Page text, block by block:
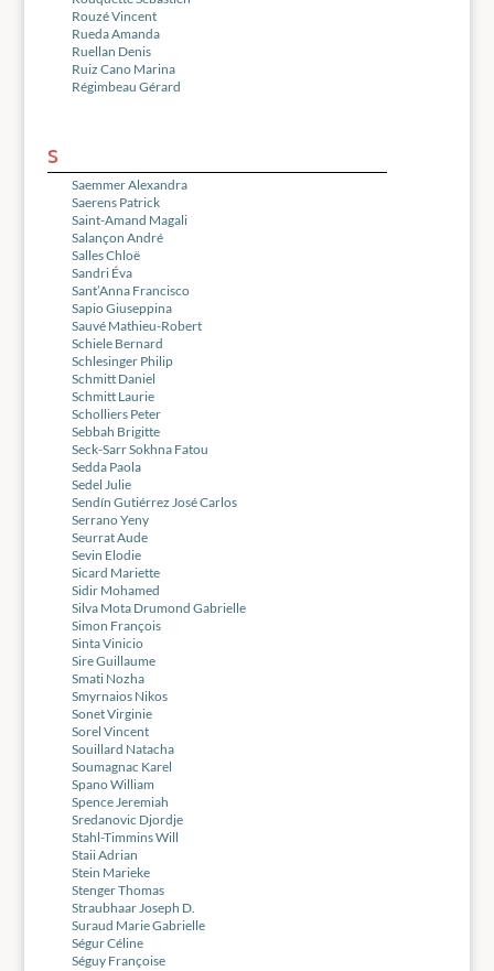
Rouzé Vincent
Rueda Amanda
Ruellan Denis
Ruiz Cano Marina
Régimbeau Gérard
S
Saemmer Alexandra
Saerens Patrick
Saint-Amand Magali
Salançon André
Salles Chloë
Sandri Éva
Sant’Anna Francisco
Sapio Giuseppina
Sauvé Mathieu-Robert
Schiele Bernard
Schlesinger Philip
Schmitt Daniel
Schmitt Laurie
Scholliers Peter
Sebbah Brigitte
Seck-Sarr Sokhna Fatou
Sedda Paola
Sedel Julie
Sendín Gutiérrez José Carlos
Serrano Yeny
Seurrat Aude
Sevin Elodie
Sicard Mariette
Sidir Mohamed
Silva Mota Drumond Gabrielle
Simon François
Sinta Vinicio
Sire Guillaume
Smati Nozha
Smyrnaios Nikos
Sonet Virginie
Sorel Vincent
Souillard Natacha
Soumagnac Karel
Spano William
Spence Jeremiah
Sredanovic Djordje
Stahl-Timmins Will
Staii Adrian
Stein Marieke
Stenger Thomas
Straubhaar Joseph D.
Suraud Marie Gabrielle
Ségur Céline
Séguy Françoise